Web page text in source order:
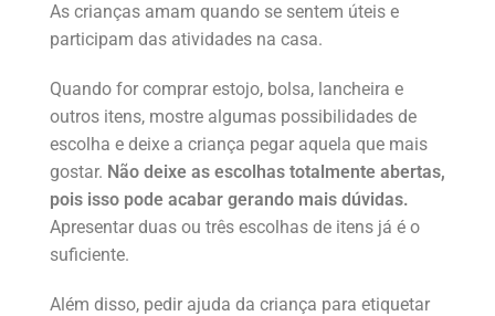
As crianças amam quando se sentem úteis e
participam das atividades na casa.
Quando for comprar estojo, bolsa, lancheira e
outros itens, mostre algumas possibilidades de
escolha e deixe a criança pegar aquela que mais
gostar. Não deixe as escolhas totalmente abertas,
pois isso pode acabar gerando mais dúvidas.
Apresentar duas ou três escolhas de itens já é o
suficiente.
Além disso, pedir ajuda da criança para etiquetar